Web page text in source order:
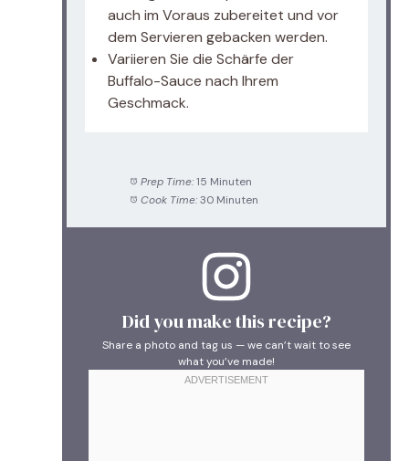
auch im Voraus zubereitet und vor
dem Servieren gebacken werden.
Variieren Sie die Schärfe der
Buffalo-Sauce nach Ihrem
Geschmack.
Prep Time: 15 Minuten
Cook Time: 30 Minuten
Did you make this recipe?
Share a photo and tag us — we can’t wait to see
what you’ve made!